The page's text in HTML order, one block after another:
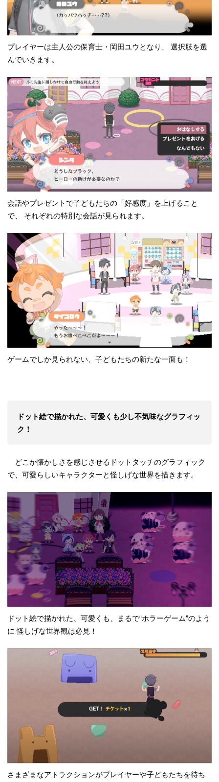
プレイヤーは主人公の保育士・岡田ユウとなり、 選択肢を選
んでいきます。
会話やプレゼントで子どもたちの「好感度」を上げること
で、 それぞれの特別な会話が見られます。
ゲームでしか見られない、子どもたちの新たな一面も！
ドット絵で描かれた、可愛くも少し不気味なグラフィッ
ク！
どこか懐かしさを感じさせるドットタッチのグラフィック
で、可愛らしいキャラクターと怪しげな世界を描きます。
ドット絵で描かれた、可愛くも、まるで“ホラーゲーム”のよう
に 怪しげな世界観は必見！
さまざまなアトラクションがプレイヤーや子どもたちを待ち